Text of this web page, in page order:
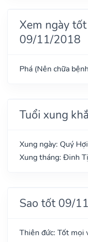
Xem ngày
09/11/2018
Phá (Nên chữa
Tuổi xung
Xung ngày: Quý
Xung tháng: Đinh
Sao tốt 09/
Thiên đức: Tốt mọi